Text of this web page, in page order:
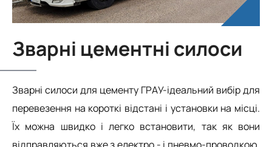
Зварні цементні силоси
Зварні силоси для цементу ГРАУ-ідеальний вибір для
перевезення на короткі відстані і установки на місці.
Їх можна швидко і легко встановити, так як вони